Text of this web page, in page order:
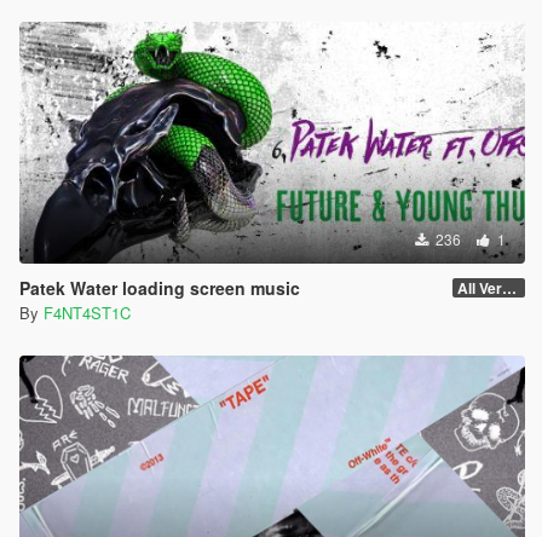
236 1
Patek Water loading screen music All Versions
By F4NT4ST1C